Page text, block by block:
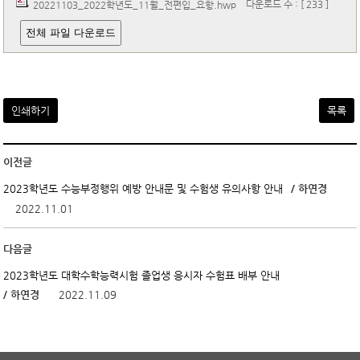
20221103_2022학년도_11월_전편입_요항.hwp 다운로드 수 : [ 233 ]
전체 파일 다운로드
인쇄하기 목록
이전글
2023학년도 수능부정행위 예방 안내문 및 수험생 유의사항 안내
/ 하연경
2022.11.01
다음글
2023학년도 대학수학능력시험 졸업생 응시자 수험표 배부 안내
/ 하연경
2022.11.09